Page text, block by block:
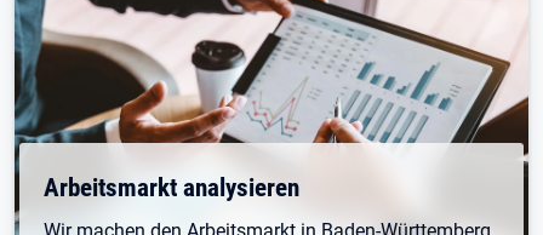
Arbeitsmarkt analysieren